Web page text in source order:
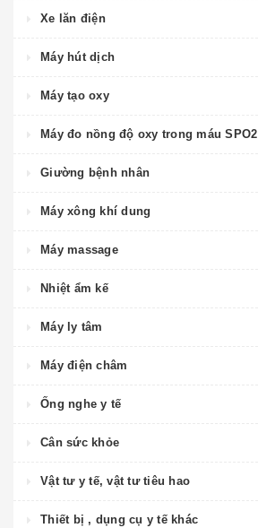
Xe lăn điện
Máy hút dịch
Máy tạo oxy
Máy đo nồng độ oxy trong máu SPO2
Giường bệnh nhân
Máy xông khí dung
Máy massage
Nhiệt ẩm kế
Máy ly tâm
Máy điện châm
Ống nghe y tế
Cân sức khỏe
Vật tư y tế, vật tư tiêu hao
Thiết bị , dụng cụ y tế khác